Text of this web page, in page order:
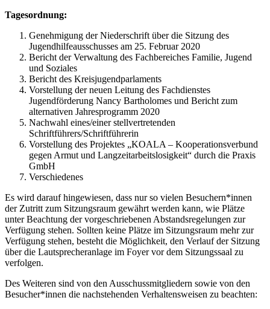
Tagesordnung:
Genehmigung der Niederschrift über die Sitzung des
Jugendhilfeausschusses am 25. Februar 2020
Bericht der Verwaltung des Fachbereiches Familie, Jugend
und Soziales
Bericht des Kreisjugendparlaments
Vorstellung der neuen Leitung des Fachdienstes
Jugendförderung Nancy Bartholomes und Bericht zum
alternativen Jahresprogramm 2020
Nachwahl eines/einer stellvertretenden
Schriftführers/Schriftführerin
Vorstellung des Projektes „KOALA – Kooperationsverbund
gegen Armut und Langzeitarbeitslosigkeit“ durch die Praxis
GmbH
Verschiedenes
Es wird darauf hingewiesen, dass nur so vielen Besuchern*innen
der Zutritt zum Sitzungsraum gewährt werden kann, wie Plätze
unter Beachtung der vorgeschriebenen Abstandsregelungen zur
Verfügung stehen. Sollten keine Plätze im Sitzungsraum mehr zur
Verfügung stehen, besteht die Möglichkeit, den Verlauf der Sitzung
über die Lautsprecheranlage im Foyer vor dem Sitzungssaal zu
verfolgen.
Des Weiteren sind von den Ausschussmitgliedern sowie von den
Besucher*innen die nachstehenden Verhaltensweisen zu beachten: